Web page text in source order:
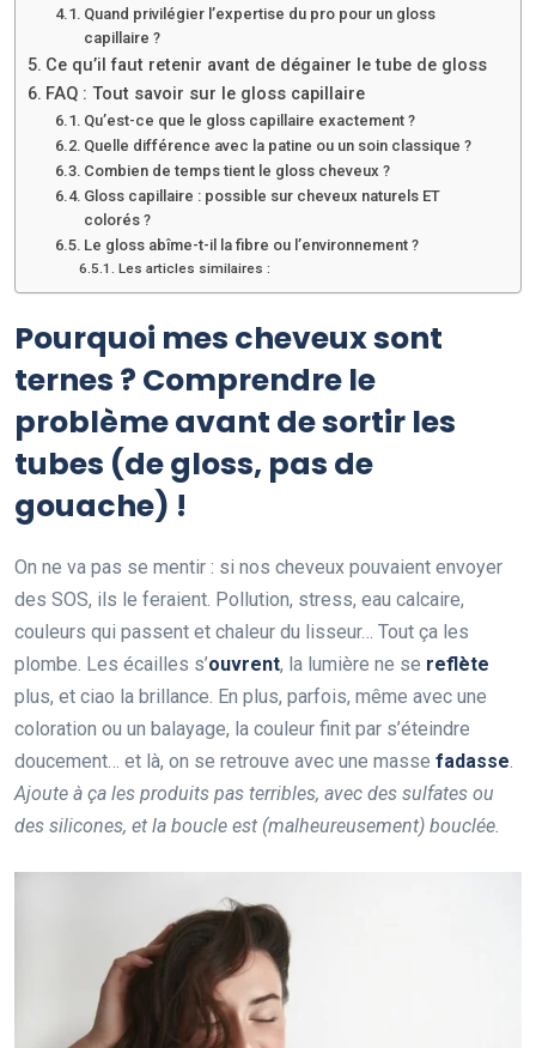
Quand privilégier l’expertise du pro pour un gloss
capillaire ?
Ce qu’il faut retenir avant de dégainer le tube de gloss
FAQ : Tout savoir sur le gloss capillaire
Qu’est-ce que le gloss capillaire exactement ?
Quelle différence avec la patine ou un soin classique ?
Combien de temps tient le gloss cheveux ?
Gloss capillaire : possible sur cheveux naturels ET
colorés ?
Le gloss abîme-t-il la fibre ou l’environnement ?
Les articles similaires :
Pourquoi mes cheveux sont
ternes ? Comprendre le
problème avant de sortir les
tubes (de gloss, pas de
gouache) !
On ne va pas se mentir : si nos cheveux pouvaient envoyer
des SOS, ils le feraient. Pollution, stress, eau calcaire,
couleurs qui passent et chaleur du lisseur… Tout ça les
plombe. Les écailles s’ouvrent, la lumière ne se reflète
plus, et ciao la brillance. En plus, parfois, même avec une
coloration ou un balayage, la couleur finit par s’éteindre
doucement… et là, on se retrouve avec une masse fadasse.
Ajoute à ça les produits pas terribles, avec des sulfates ou
des silicones, et la boucle est (malheureusement) bouclée.